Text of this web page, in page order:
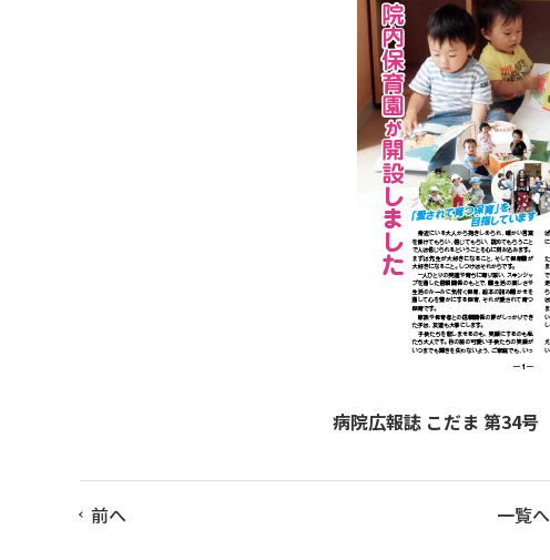
病院広報誌 こだま 第34号
前へ 一覧へ